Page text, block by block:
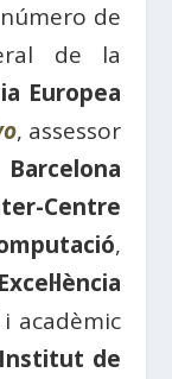
de
de la
Europea
, assessor
Barcelona
Centre
,
i acadèmic
de